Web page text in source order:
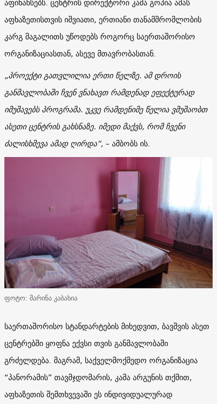
აფხაზეთისთვის იშვიათი, ერთიანი თანამშრომლობის
კარგ მაგალითს უწოდებს როგორც საერთაშორისო
ორგანიზაციასთან, ასევე მთავრობასთან.
„პროექტი გათვლილია ერთი წელზე. ამ დროის
განმავლობაში ჩვენ ვნახავთ რამდენად ეფექტურად
იმუშავებს პროგრამა. უკვე რამდენიმე წელია ვმუშაობთ
ასეთი ცენტრის გახსნაზე. იმედი მაქვს, რომ ჩვენი
ძალისხმევა ამად ღირდა“, – ამბობს ის.
ფოტო: მარინა კაბახია
საერთაშორისო სტანდარტების მიხედვით, ბავშვის ასეთ
ცენტრებში ყოფნა ექვსი თვის განმავლობაში
გრძელდება. მაგრამ, საქველმოქმედო ორგანიზაცია
“პანორამის” თავმჯდომარის, კამა არგუნის თქმით,
აფხაზეთის შემთხვევაში ეს ინდივიდუალურად